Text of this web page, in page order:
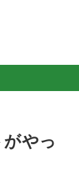
やっ